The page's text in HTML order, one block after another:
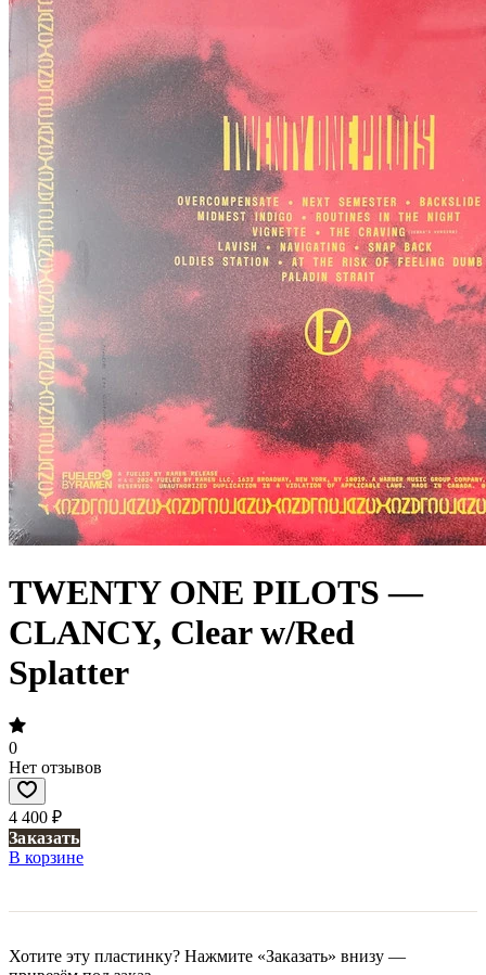
TWENTY ONE PILOTS —
CLANCY, Clear w/Red
Splatter
0
Нет отзывов
4 400 ₽
Заказать
В корзине
Хотите эту пластинку? Нажмите «Заказать» внизу —